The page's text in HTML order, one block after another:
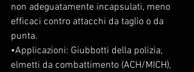
non adeguatamente incapsulati, meno
efficaci contro attacchi da taglio o da
punta.
•Applicazioni: Giubbotti della polizia,
elmetti da combattimento (ACH/MICH),